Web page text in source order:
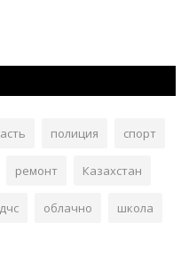
полиция спорт
ремонт Казахстан
дчс облачно школа